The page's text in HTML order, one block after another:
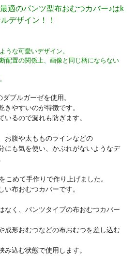
適のパンツ型布おむつカバー♪はk
デザイン！！
うな可愛いデザイン。
配置の関係上、画像と同じ柄にならない
ブルガーゼを使用。
やすいのが特徴です。
いるので漏れも防ぎます。
お腹や太もものラインなどの
にも気を使い、かぶれがないようなデ
こめて手作りで作り上げました。
布おむつカバーです。
なく、パンツタイプの布おむつカバー
成形おむつなどの布おむつを差し込む
み込む状態で使用します。